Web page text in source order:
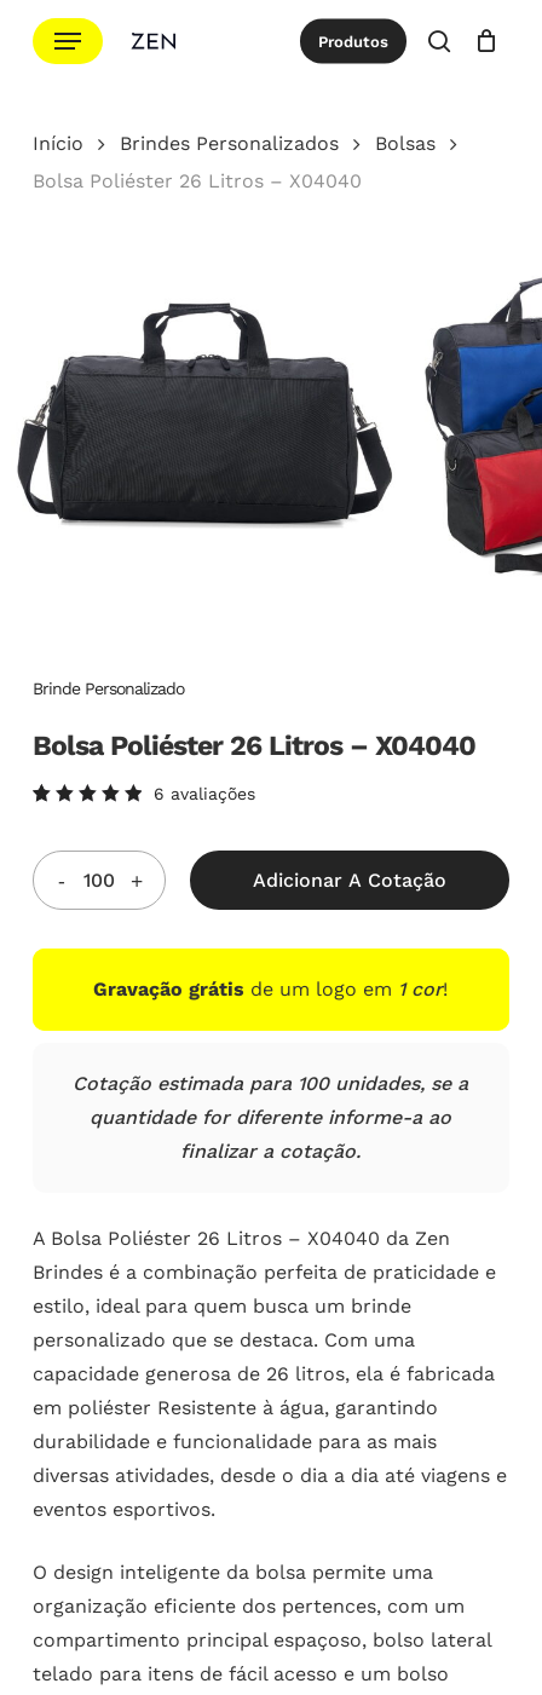
para
principal
Menu Produtos
procurar
Cotação Close
Início Brindes Personalizados
Bolsas
Bolsa Poliéster 26 Litros – X04040
Brinde Personalizado
Bolsa Poliéster 26 Litros – X04040
5.00de
5, com
baseado
em
clientes
6 avaliações
Adicionar A Cotação
Gravação grátis de um logo em 1 cor!
Cotação estimada para 100 unidades, se a
quantidade for diferente informe-a ao
finalizar a cotação.
A Bolsa Poliéster 26 Litros – X04040 da Zen
Brindes é a combinação perfeita de praticidade e
estilo, ideal para quem busca um brinde
personalizado que se destaca. Com uma
capacidade generosa de 26 litros, ela é fabricada
em poliéster Resistente à água, garantindo
durabilidade e funcionalidade para as mais
diversas atividades, desde o dia a dia até viagens e
eventos esportivos.
O design inteligente da bolsa permite uma
organização eficiente dos pertences, com um
compartimento principal espaçoso, bolso lateral
telado para itens de fácil acesso e um bolso